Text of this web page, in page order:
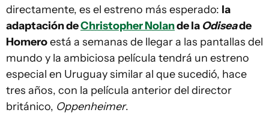
directamente, es el estreno más esperado: la
adaptación deChristopher Nolande la Odiseade
Homeroestá a semanas de llegar a las pantallas del
mundo y la ambiciosa película tendrá un estreno
especial en Uruguay similar al que sucedió, hace
tres años, con la película anterior del director
británico, Oppenheimer.